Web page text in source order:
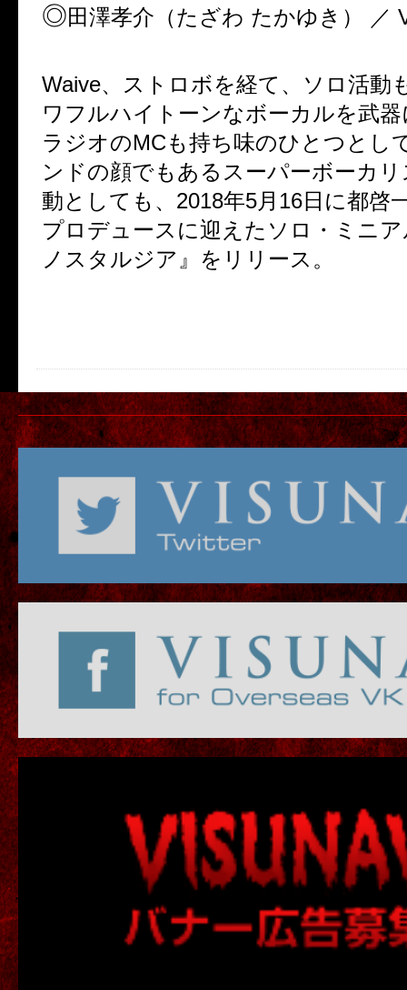
◎田澤孝介（たざわ たかゆき） ／
Waive、ストロボを経て、ソロ活動
ワフルハイトーンなボーカルを武
ラジオのMCも持ち味のひとつとし
ンドの顔でもあるスーパーボーカ
動としても、 2018年5月 16日に都啓
プロデュースに迎えたソロ・ミニ
ノスタルジア』をリリース。